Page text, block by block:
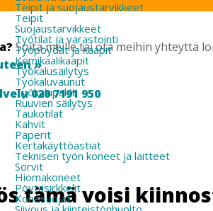
Teipit ja suojaustarvikkeet
Teipit
Suojaustarvikkeet
Työtilat ja varastointi
Työpöydät ja kaapit
Kemikaalikaapit
Työkalusäilytys
Työkaluvaunut
Työkalupakit
Ruuvien säilytys
Taukotilat
Kahvit
Paperit
Kertakäyttöastiat
Teknisen työn koneet ja laitteet
Sorvit
Hiomakoneet
Pöytäsirkkelit
Konesuojat
Soita meille tai ota meihin yhteyttä
»
020 7191 950
tämä voisi